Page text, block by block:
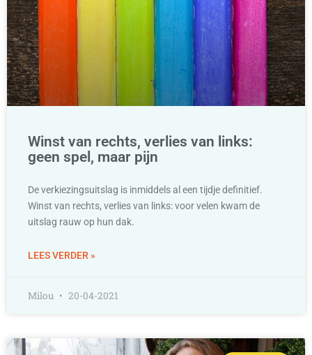
Winst van rechts, verlies van links:
geen spel, maar pijn
De verkiezingsuitslag is inmiddels al een tijdje definitief.
Winst van rechts, verlies van links: voor velen kwam de
uitslag rauw op hun dak.
LEES VERDER »
Milou 20-04-2021